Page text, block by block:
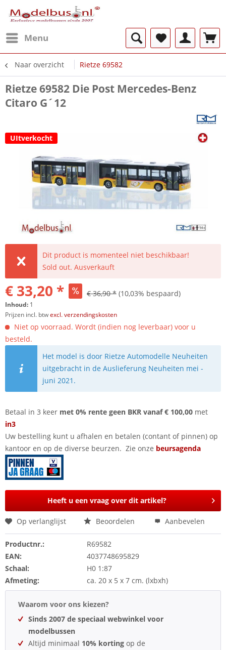
Menu
Naar overzicht Rietze 69582
Rietze 69582 Die Post Mercedes-Benz
Citaro G´12
UItverkocht
Dit product is momenteel niet beschikbaar!
Sold out. Ausverkauft
€ 33,20 * € 36,90 * (10,03% bespaard)
Inhoud: 1
Prijzen incl. btwexcl. verzendingskosten
Niet op voorraad. Wordt (indien nog leverbaar) voor u
besteld.
Het model is door Rietze Automodelle Neuheiten
uitgebracht in de Auslieferung Neuheiten mei -
juni 2021.
Betaal in 3 keer met 0% rente geen BKR vanaf € 100,00 met
in3
Uw bestelling kunt u afhalen en betalen (contant of pinnen) op
kantoor en op de diverse beurzen. Zie onze beursagenda
Heeft u een vraag over dit artikel?
Op verlanglijst Beoordelen Aanbevelen
Productnr.:
R69582
EAN:
4037748695829
Schaal:
H0 1:87
Afmeting:
ca. 20 x 5 x 7 cm. (lxbxh)
Waarom voor ons kiezen?
Sinds 2007 de speciaal webwinkel voor
modelbussen
Altijd minimaal 10% korting op de